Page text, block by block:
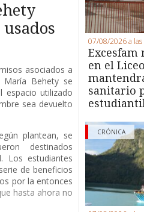
asociados a
María Behety se
espacio utilizado
sea devuelto
plantean, se
destinados
Los estudiantes
de beneficios
por la entonces
hasta ahora no
07/08/2026 a las
en el
sanitario
estudiantil
CRÓNICA